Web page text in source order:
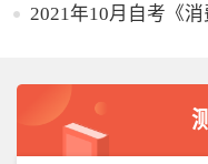
2021年10月自考《